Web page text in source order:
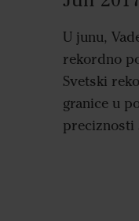
U junu,
rekordno
Svetski
granice u
preciznosti